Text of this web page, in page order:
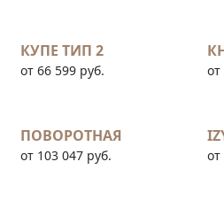
КУПЕ ТИП 2
от 66 599 руб. от
ПОВОРОТНАЯ
от 103 047 руб. от